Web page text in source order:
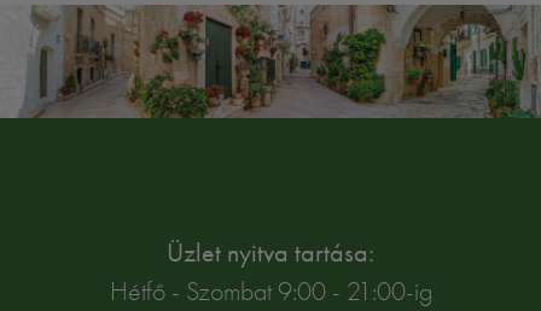
Üzlet nyitva tartása:
Hétfő - Szombat 9:00 - 21:00-ig